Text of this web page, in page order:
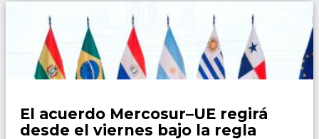
El acuerdo Mercosur–UE regirá
desde el viernes bajo la regla